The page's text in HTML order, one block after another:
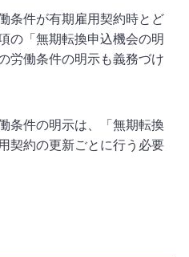
条件が有期雇用契約時とど
の「無期転換申込機会の明
労働条件の明示も義務づけ
条件の明示は、「無期転換
契約の更新ごとに行う必要